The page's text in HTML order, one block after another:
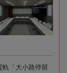
「大小路停留